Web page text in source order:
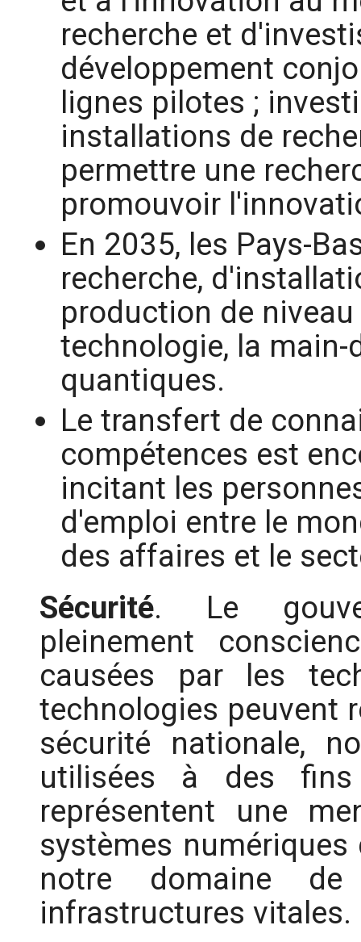
recherche et
développement
lignes pilotes ;
installations de
permettre une
promouvoir
En 2035, les Pays-
recherche,
production de
technologie, la
quantiques.
Le transfert de
compétences est
incitant les
d'emploi entre le
des affaires et le
Sécurité. Le
pleinement
causées par les
technologies peuvent
sécurité nationale,
utilisées à des fins
représentent une
systèmes
notre domaine
infrastructures vitales.